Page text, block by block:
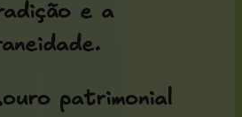
e a
patrimonial